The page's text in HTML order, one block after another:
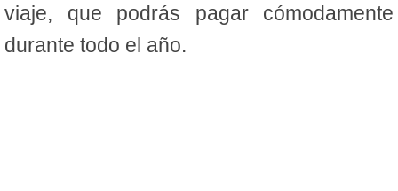
viaje, que podrás pagar cómodamente
durante todo el año.